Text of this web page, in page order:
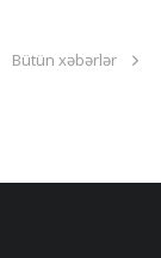
Bütün xəbərlər